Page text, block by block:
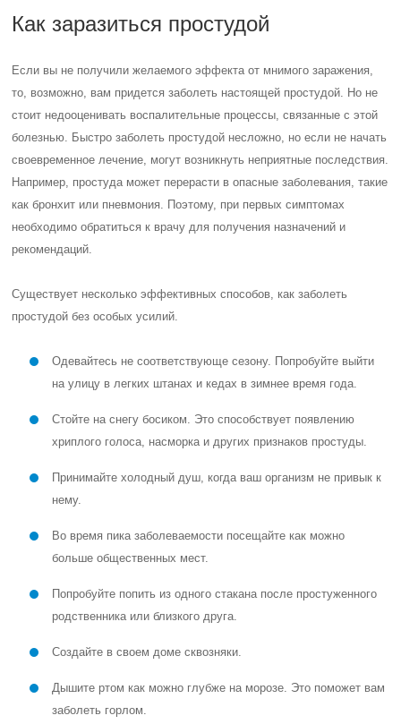
Как заразиться простудой
Если вы не получили желаемого эффекта от мнимого заражения,
то, возможно, вам придется заболеть настоящей простудой. Но не
стоит недооценивать воспалительные процессы, связанные с этой
болезнью. Быстро заболеть простудой несложно, но если не начать
своевременное лечение, могут возникнуть неприятные последствия.
Например, простуда может перерасти в опасные заболевания, такие
как бронхит или пневмония. Поэтому, при первых симптомах
необходимо обратиться к врачу для получения назначений и
рекомендаций.
Существует несколько эффективных способов, как заболеть
простудой без особых усилий.
Одевайтесь не соответствующе сезону. Попробуйте выйти
на улицу в легких штанах и кедах в зимнее время года.
Стойте на снегу босиком. Это способствует появлению
хриплого голоса, насморка и других признаков простуды.
Принимайте холодный душ, когда ваш организм не привык к
нему.
Во время пика заболеваемости посещайте как можно
больше общественных мест.
Попробуйте попить из одного стакана после простуженного
родственника или близкого друга.
Создайте в своем доме сквозняки.
Дышите ртом как можно глубже на морозе. Это поможет вам
заболеть горлом.